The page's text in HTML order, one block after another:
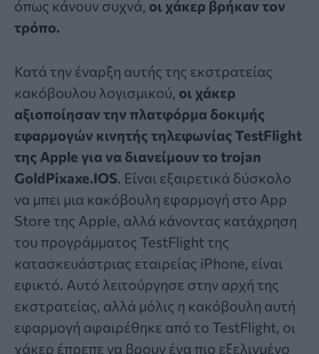
όπως κάνουν συχνά, οι χάκερ βρήκαν τον
τρόπο.
Κατά την έναρξη αυτής της εκστρατείας
κακόβουλου λογισμικού, οι χάκερ
αξιοποίησαν την πλατφόρμα δοκιμής
εφαρμογών κινητής τηλεφωνίας TestFlight
της Apple για να διανείμουν το trojan
GoldPixaxe.IOS. Είναι εξαιρετικά δύσκολο
να μπει μια κακόβουλη εφαρμογή στο App
Store της Apple, αλλά κάνοντας κατάχρηση
του προγράμματος TestFlight της
κατασκευάστριας εταιρείας iPhone, είναι
εφικτό. Αυτό λειτούργησε στην αρχή της
εκστρατείας, αλλά μόλις η κακόβουλη αυτή
εφαρμογή αφαιρέθηκε από το TestFlight, οι
χάκερ έπρεπε να βρουν ένα πιο εξελιγμένο